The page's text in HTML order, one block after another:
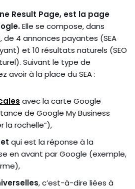
Result Page, est la page
Elle se compose, dans
de 4 annonces payantes (SEA
et 10 résultats naturels (SEO
Suivant le type de
avoir à la place du SEA :
avec la carte Google
de Google My Business
la rochelle”),
qui est la réponse à la
en avant par Google (exemple,
, c’est-à-dire liées à